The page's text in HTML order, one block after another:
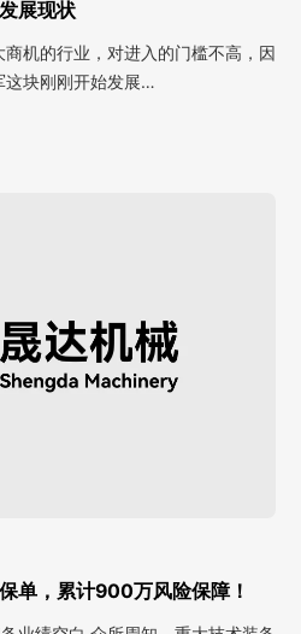
展现状
机的行业，对进入的门槛不高，因
这块刚刚开始发展…
单，累计900万风险保障！